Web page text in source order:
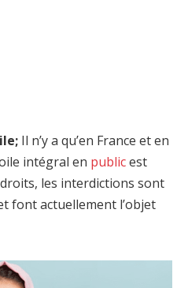
Il n’y a qu’en France et en
intégral en publicest
les interdictions sont
font actuellement l’objet